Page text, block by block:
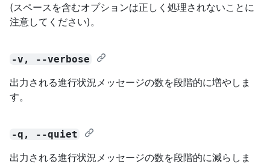
(スペースを含むオプションは正しく処理されないことに
注意してください)。
-v, --verbose
出力される進行状況メッセージの数を段階的に増やしま
す。
-q, --quiet
出力される進行状況メッセージの数を段階的に減らしま